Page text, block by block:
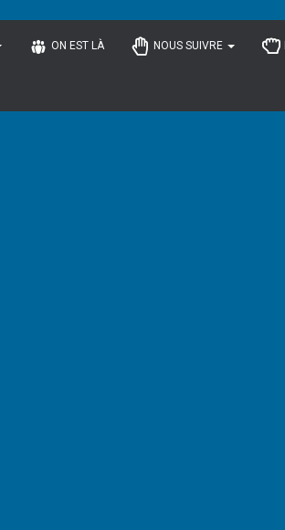
ON EST LÀ NOUS SUIVRE